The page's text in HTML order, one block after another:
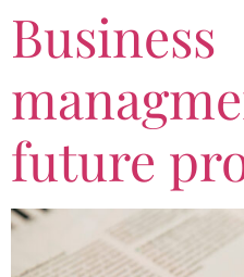
Business
future